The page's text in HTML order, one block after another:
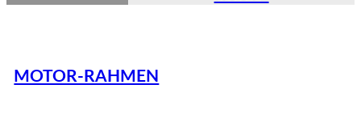
MOTOR-RAHMEN